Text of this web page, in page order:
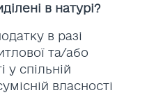
в натурі?
в разі
та/або
у спільній
власності